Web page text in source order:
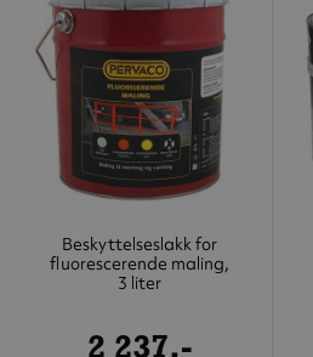
Beskyttelseslakk for
fluorescerende maling,
3 liter
2 237,-